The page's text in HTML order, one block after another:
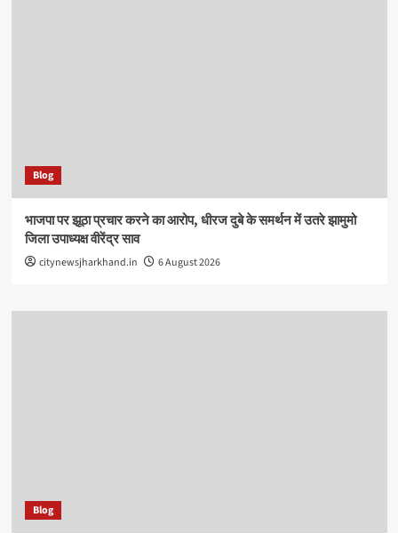
Blog
भाजपा पर झूठा प्रचार करने का आरोप, धीरज दुबे के समर्थन में उतरे झामुमो
जिला उपाध्यक्ष वीरेंद्र साव
citynewsjharkhand.in 6 August 2026
Blog